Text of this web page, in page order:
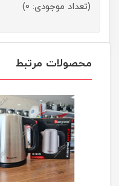
(تعداد موجودی: 0)
محصولات مرتبط